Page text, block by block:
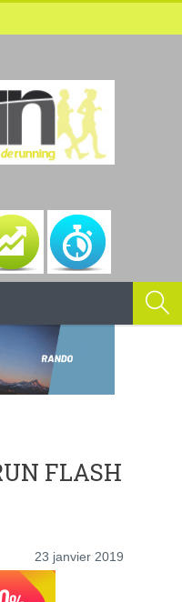
FLASH
23 janvier 2019